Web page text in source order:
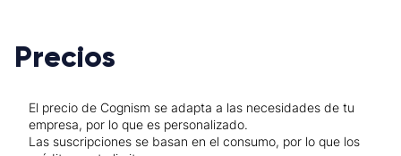
Precios
El precio de Cognism se adapta a las necesidades de tu
empresa, por lo que es personalizado.
Las suscripciones se basan en el consumo, por lo que los